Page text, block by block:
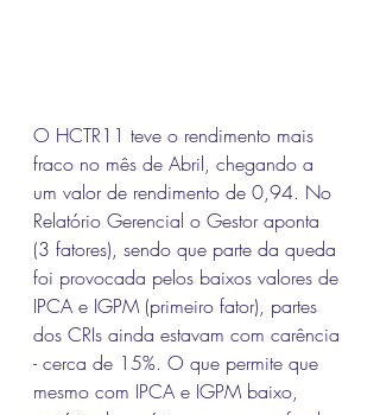
O HCTR11 teve o rendimento mais
fraco no mês de Abril, chegando a
um valor de rendimento de 0,94. No
Relatório Gerencial o Gestor aponta
(3 fatores), sendo que parte da queda
foi provocada pelos baixos valores de
IPCA e IGPM (primeiro fator), partes
dos CRIs ainda estavam com carência
- cerca de 15%. O que permite que
mesmo com IPCA e IGPM baixo,